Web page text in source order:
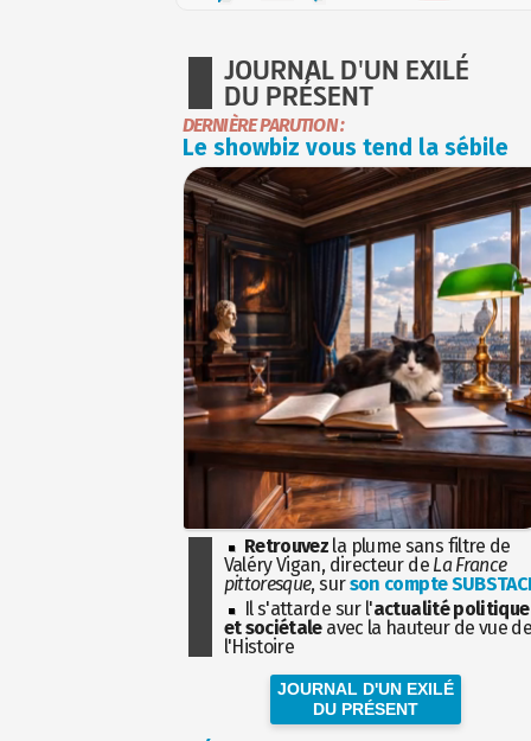
JOURNAL D'UN EXILÉ
DU PRÉSENT
DERNIÈRE PARUTION :
Le showbiz vous tend la sébile
Retrouvez la plume sans filtre de
Valéry Vigan, directeur de La France
pittoresque, surson compte
Il s'attarde sur l'actualité politique
et sociétaleavec la hauteur de vue
l'Histoire
JOURNAL D'UN EXILÉ
DU PRÉSENT